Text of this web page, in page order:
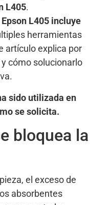
L405.
L405 incluye
herramientas
artículo explica por
cómo solucionarlo
sido utilizada en
se solicita.
bloquea la
el exceso de
absorbentes